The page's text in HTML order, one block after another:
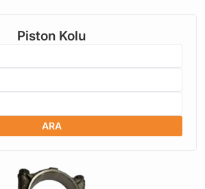
Piston Kolu
ARA